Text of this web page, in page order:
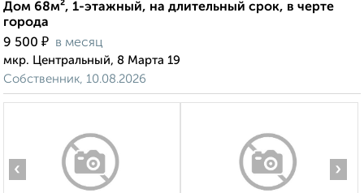
Дом 68м², 1-этажный, на длительный срок, в черте
города
9 500 ₽ в месяц
мкр. Центральный, 8 Марта 19
Собственник, 10.08.2026
‹ ›